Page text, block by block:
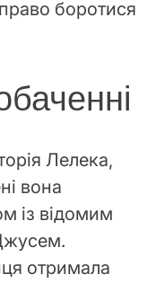
боротися
Лелека,
вона
із відомим
отримала